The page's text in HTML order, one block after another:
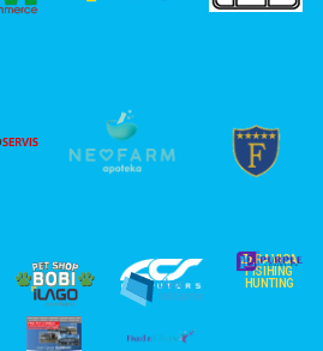
ZERAVICA
FISIHING
HUNTING